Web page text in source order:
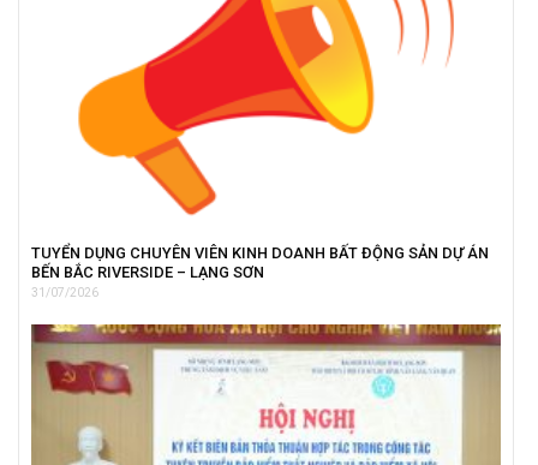
TUYỂN DỤNG CHUYÊN VIÊN KINH DOANH BẤT ĐỘNG SẢN DỰ ÁN
BẾN BẮC RIVERSIDE – LẠNG SƠN
31/07/2026